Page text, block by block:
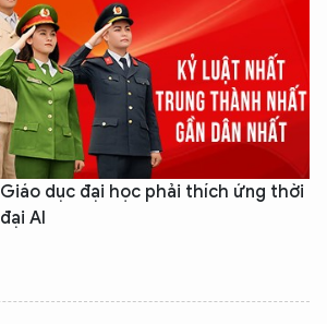
Giáo dục đại học phải thích ứng thời
đại AI